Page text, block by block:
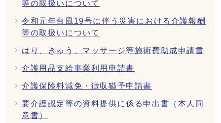
等の取扱いについて
令和元年台風19号に伴う災害における介護報酬
等の取扱いについて
はり、きゅう、マッサージ等施術費助成申請書
介護用品支給事業利用申請書
介護保険料減免・徴収猶予申請書
要介護認定等の資料提供に係る申出書（本人同
意書）